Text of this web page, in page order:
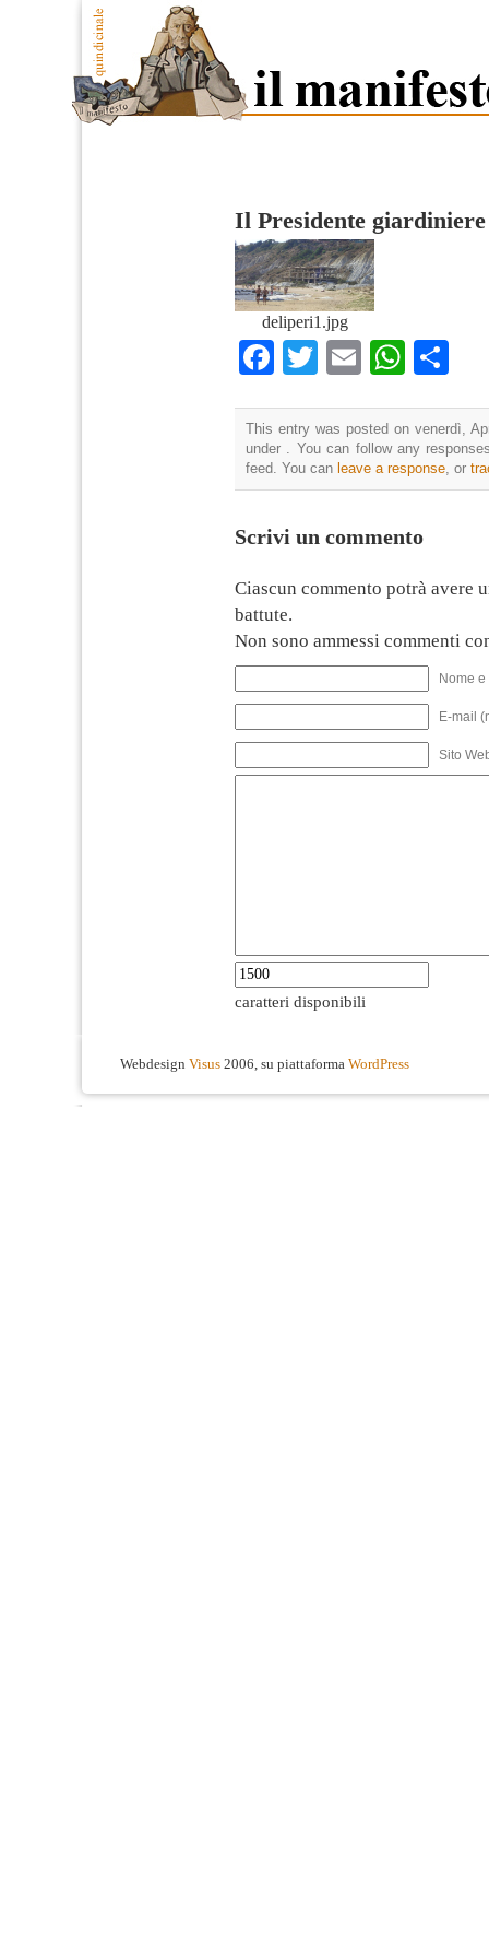
Il Presidente giardiniere
deliperi1.jpg
Facebook
TwitterEmail
This entry was posted on venerdì,
under . You can follow any
feed. You can leave a response, or
Scrivi un commento
Ciascun commento potrà avere
battute.
Non sono ammessi commenti
Nome
E-mail
Sito
caratteri disponibili
Webdesign Visus 2006, su piattaforma WordPress